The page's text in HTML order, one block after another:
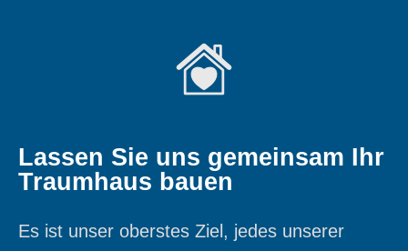
Lassen Sie uns gemeinsam Ihr
Traumhaus bauen
Es ist unser oberstes Ziel, jedes unserer